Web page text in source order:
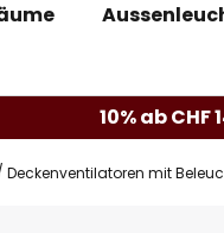
Leuchte...
10% ab CHF
Deckenventilatoren mit